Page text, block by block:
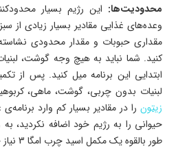
محدودیت‌ها: این رژیم بسیار
وعده‌های غذایی مقادیر بسیار زیادی از
مقداری حبوبات و مقدار محدودی
لبنیات بدون چربی، گوشت، ماهی،
زیتون را در مقادیر بسیار کم وارد
طور بالقوه یک مکمل اسید چرب امگا 3 نیاز خواهید داشت.